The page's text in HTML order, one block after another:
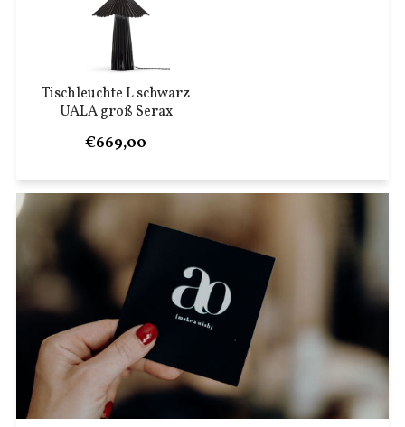
Tischleuchte L schwarz
UALA groß Serax
€669,00